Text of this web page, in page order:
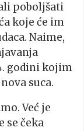
poboljšati
koje će im
Naime,
godini kojim
suca.
Već je
se čeka